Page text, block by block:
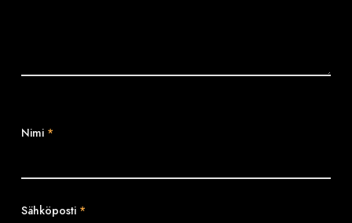
Nimi *
Sähköposti *